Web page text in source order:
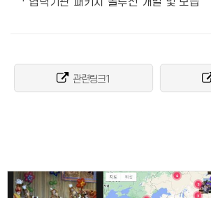
· 협력기관 패키지 솔루션 개발 및 보급
관련링크1